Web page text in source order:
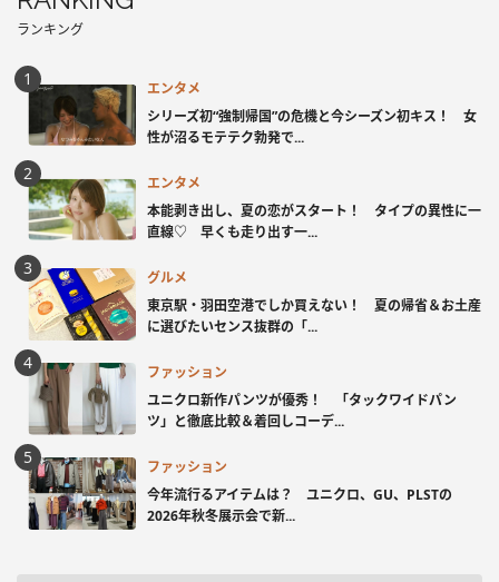
ランキング
エンタメ
シリーズ初“強制帰国”の危機と今シーズン初キス！ 女
性が沼るモテテク勃発で...
エンタメ
本能剥き出し、夏の恋がスタート！ タイプの異性に一
直線♡ 早くも走り出す一...
グルメ
東京駅・羽田空港でしか買えない！ 夏の帰省＆お土産
に選びたいセンス抜群の「...
ファッション
ユニクロ新作パンツが優秀！ 「タックワイドパン
ツ」と徹底比較＆着回しコーデ...
ファッション
今年流行るアイテムは？ ユニクロ、GU、PLSTの
2026年秋冬展示会で新...